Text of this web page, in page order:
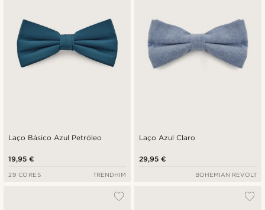
Laço Básico Azul Petróleo
19,95 €
29 CORES TRENDHIM
Laço Azul Claro
29,95 €
BOHEMIAN REVOLT